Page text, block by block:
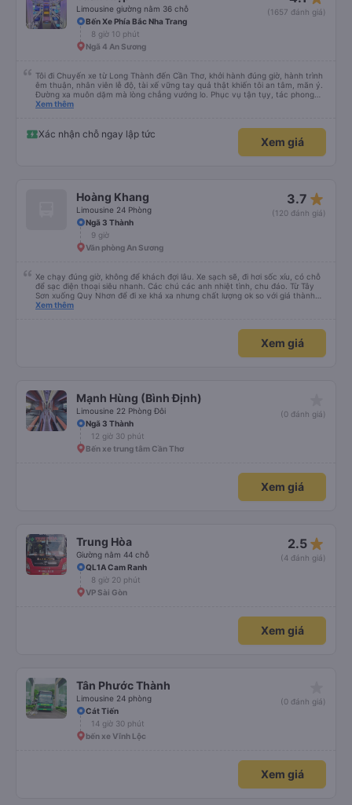
Limousine giường nằm 36 chỗ
(1657 đánh giá)
Bến Xe Phía Bắc Nha Trang
8 giờ 10 phút
Ngã 4 An Sương
Tôi đi Chuyến xe từ Long Thành đến Cần Thơ, khởi hành đúng giờ, hành trình
êm thuận, nhân viên lễ độ, tài xế vững tay quả thật khiến tôi an tâm, mãn ý.
Đường xa muôn dặm mà lòng chẳng vướng lo. Phục vụ tận tụy, tác phong
nghiêm cẩn, hiếm thấy giữa thời buổi kim tiền vội vã. Xã hội loạn đạo. Xin gửi
Xem thêm
Xác nhận chỗ ngay lập tức
Xem giá
Hoàng Khang
Limousine 24 Phòng
3.7 star_rate
(120 đánh giá)
Ngã 3 Thành
9 giờ
Văn phòng An Sương
Xe chạy đúng giờ, không để khách đợi lâu. Xe sạch sẽ, đi hơi sốc xíu, có chỗ
để sạc điện thoại siêu nhanh. Các chú các anh nhiệt tình, chu đáo. Từ Tây
Sơn xuống Quy Nhơn để đi xe khá xa nhưng chất lượng ok so với giá thành
chung.
Xem thêm
Xem giá
Mạnh Hùng (Bình Định)
Limousine 22 Phòng Đôi
(0 đánh giá)
Ngã 3 Thành
12 giờ 30 phút
Bến xe trung tâm Cần Thơ
Xem giá
Trung Hòa
Giường nằm 44 chỗ
2.5 star_rate
(4 đánh giá)
QL1A Cam Ranh
8 giờ 20 phút
VP Sài Gòn
Xem giá
Tân Phước Thành
Limousine 24 phòng
(0 đánh giá)
Cát Tiến
14 giờ 30 phút
bến xe Vĩnh Lộc
Xem giá